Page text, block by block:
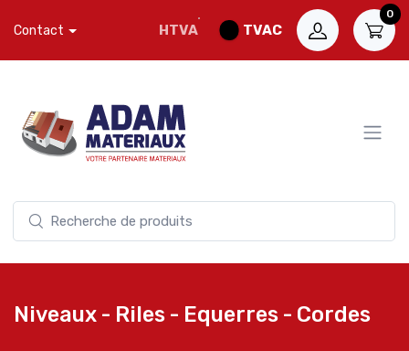
Contact HTVA TVAC
0
Niveaux - Riles - Equerres - Cordes